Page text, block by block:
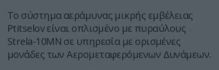
Το σύστημα αεράμυνας μικρής εμβέλειας
Ptitselov είναι οπλισμένο με πυραύλους
Strela-10MN σε υπηρεσία με ορισμένες
μονάδες των Αερομεταφερόμενων Δυνάμεων.